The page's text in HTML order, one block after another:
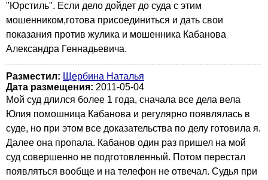
"Юрстиль". Если дело дойдет до суда с этим
мошенником,готова присоединиться и дать свои
показания против жулика и мошенника Кабанова
Александра Геннадьевича.
Разместил: Щербина Наталья
Дата размещения: 2011-05-04
Мой суд длился более 1 года, сначала все дела вела
Юлия помошница Кабанова и регулярно появлялась в
суде, но при этом все доказательства по делу готовила я.
Далее она пропала. Кабанов один раз пришел на мой
суд совершенно не подготовленный. Потом перестал
появляться вообще и на телефон не отвечал. Судья при